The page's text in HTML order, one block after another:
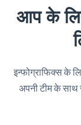
आप के
इन्फोग्राफिक्स के
अपनी टीम के साथ